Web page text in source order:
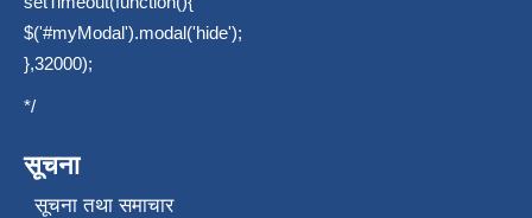
$('#myModal').modal('hide');
},32000);
*/
सूचना
सूचना तथा समाचार